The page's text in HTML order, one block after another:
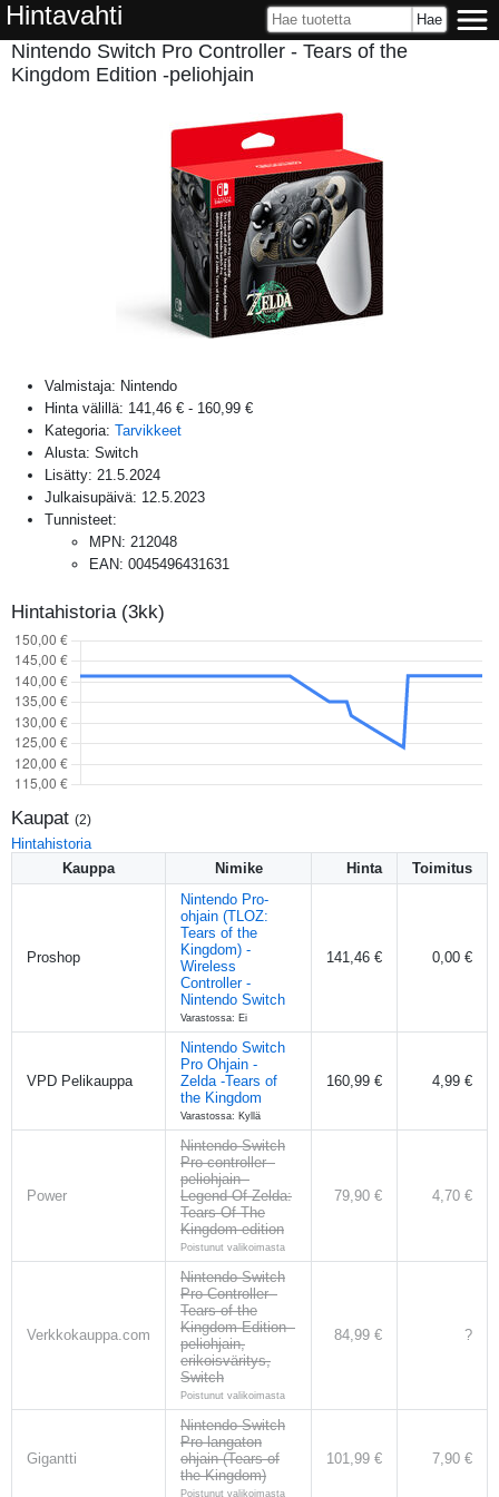
Hintavahti
Nintendo Switch Pro Controller - Tears of the
Kingdom Edition -peliohjain
Valmistaja: Nintendo
Hinta välillä: 141,46 € - 160,99 €
Kategoria: Tarvikkeet
Alusta: Switch
Lisätty: 21.5.2024
Julkaisupäivä: 12.5.2023
Tunnisteet:
MPN: 212048
EAN: 0045496431631
Hintahistoria (3kk)
Kaupat (2)
Hintahistoria
Kauppa
Nimike Hinta Toimitus
Proshop
Nintendo Pro-
ohjain (TLOZ:
Tears of the
Kingdom) -
Wireless
Controller -
Nintendo Switch
Varastossa: Ei
141,46 € 0,00 €
VPD Pelikauppa
Nintendo Switch
Pro Ohjain -
Zelda -Tears of
the Kingdom
Varastossa: Kyllä
160,99 € 4,99 €
Power
Nintendo Switch
Pro controller -
peliohjain -
Legend Of Zelda:
Tears Of The
Kingdom edition
Poistunut valikoimasta
79,90 € 4,70 €
Verkkokauppa.com
Nintendo Switch
Pro Controller -
Tears of the
Kingdom Edition -
peliohjain,
erikoisväritys,
Switch
Poistunut valikoimasta
84,99 € ?
Gigantti
Nintendo Switch
Pro langaton
ohjain (Tears of
the Kingdom)
Poistunut valikoimasta
101,99 € 7,90 €